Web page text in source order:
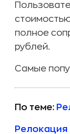
полное
рублей.
Самые
По теме:
Релокация